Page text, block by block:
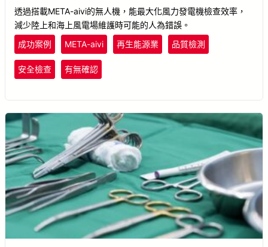
透過搭載META-aivi的無人機，能最大化風力發電機檢查效率，
減少陸上和海上風電場維護時可能的人為錯誤。
成功案例
META-aivi 再生能源業 品質檢測
安全檢查 有無確認